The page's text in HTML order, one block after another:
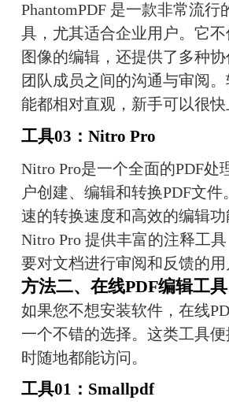
PhantomPDF 是一款非常流行
具，尤其适合企业用户。它
图像的编辑，还提供了多种
团队成员之间的沟通与审阅
能都相对直观，新手可以很快
工具03：Nitro Pro
Nitro Pro是一个全面的PDF处
户创建、编辑和转换PDF文
速的转换速度和高效的编辑功
Nitro Pro 提供丰富的注释工
要对文档进行审阅和反馈的用
方法二、在线PDF编辑工具
如果您不想安装软件，在线
一个不错的选择。这类工具
时随地都能访问。
工具01：Smallpdf